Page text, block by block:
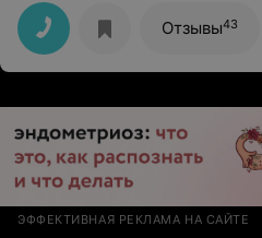
Отзывы43
ЭФФЕКТИВНАЯ РЕКЛАМА НА САЙТЕ